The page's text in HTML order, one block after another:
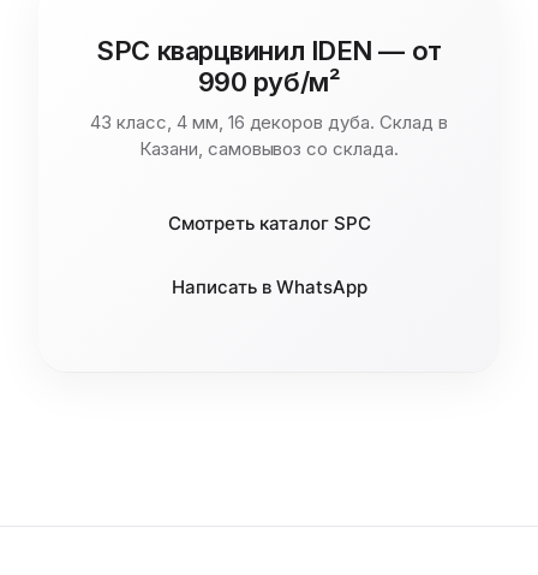
SPC кварцвинил IDEN — от
990 руб/м²
43 класс, 4 мм, 16 декоров дуба. Склад в
Казани, самовывоз со склада.
Смотреть каталог SPC
Написать в WhatsApp